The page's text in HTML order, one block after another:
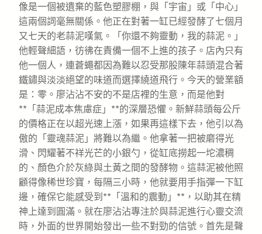
像是一個被遺棄的藍色塑膠棚，與「宇宙」或「中心」
這兩個詞毫無關係。他正在對著一缸已經發酵了七個月
又七天的老蒜泥嘆氣。「你還不夠靈動，我的蒜泥。」
他輕聲細語，彷彿在責備一個不上進的孩子。店內只有
他一個人，連蒼蠅都因為難以忍受那股陳年蒜頭混合著
鐵鏽與淡淡絕望的味道而選擇繞道飛行。今天的營業額
是：零。廖沾沾不安的不是店裡的生意，而是他對
**「蒜泥成本焦慮症」**的深層恐懼。新鮮蒜頭每公斤
的價格正在以超光速上漲，如果再這樣下去，他引以為
傲的「靈魂蒜泥」將難以為繼。他拿著一把被磨得光
滑、閃耀著不祥光芒的小銀勺，從缸底撈起一坨濃稠
的、顏色介於灰綠與土黃之間的發酵物。這蒜泥被他照
顧得像稀世珍寶，每隔三小時，他就要用手指彈一下缸
邊，確保它能感受到**「溫和的震動」**，以助其在精
神上達到圓滿。就在廖沾沾專注於與蒜泥進行心靈交流
時，外面的世界開始發出一些不對勁的信號。首先是聲